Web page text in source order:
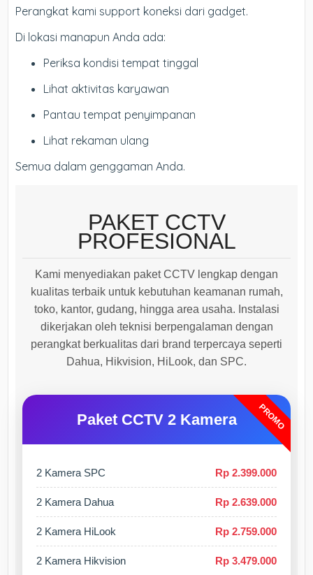
Perangkat kami support koneksi dari gadget.
Di lokasi manapun Anda ada:
Periksa kondisi tempat tinggal
Lihat aktivitas karyawan
Pantau tempat penyimpanan
Lihat rekaman ulang
Semua dalam genggaman Anda.
PAKET CCTV
PROFESIONAL
Kami menyediakan paket CCTV lengkap dengan
kualitas terbaik untuk kebutuhan keamanan rumah,
toko, kantor, gudang, hingga area usaha. Instalasi
dikerjakan oleh teknisi berpengalaman dengan
perangkat berkualitas dari brand terpercaya seperti
Dahua, Hikvision, HiLook, dan SPC.
PROMO
Paket CCTV 2 Kamera
2 Kamera SPC Rp 2.399.000
2 Kamera Dahua Rp 2.639.000
2 Kamera HiLook Rp 2.759.000
2 Kamera Hikvision Rp 3.479.000